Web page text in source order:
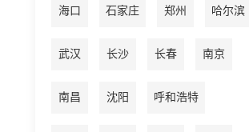
海口 石家庄 郑州 哈尔滨
武汉 长沙 长春 南京
南昌 沈阳 呼和浩特